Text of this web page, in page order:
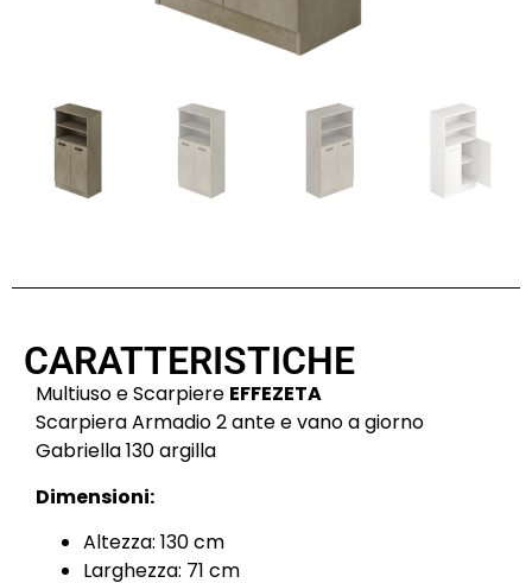
CARATTERISTICHE
Multiuso e Scarpiere EFFEZETA
Scarpiera Armadio 2 ante e vano a giorno
Gabriella 130 argilla
Dimensioni:
Altezza: 130 cm
Larghezza: 71 cm